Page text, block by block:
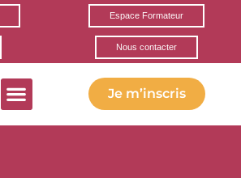
Espace Formateur
Nous contacter
Je m’inscris